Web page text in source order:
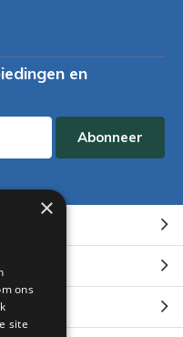
en
Abonneer
×
ons
site